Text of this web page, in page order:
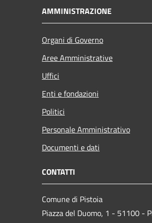
AMMINISTRAZIONE
Organi di Governo
Aree Amministrative
Uffici
Enti e fondazioni
Politici
Personale Amministrativo
Documenti e dati
CONTATTI
Comune di Pistoia
Piazza del Duomo, 1 - 51100 -